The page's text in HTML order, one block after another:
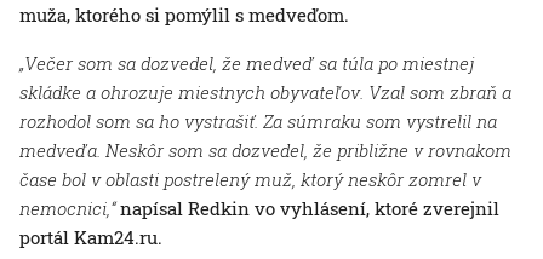
muža, ktorého si pomýlil s medveďom.
„Večer som sa dozvedel, že medveď sa túla po miestnej
skládke a ohrozuje miestnych obyvateľov. Vzal som zbraň a
rozhodol som sa ho vystrašiť. Za súmraku som vystrelil na
medveďa. Neskôr som sa dozvedel, že približne v rovnakom
čase bol v oblasti postrelený muž, ktorý neskôr zomrel v
nemocnici,“napísal Redkin vo vyhlásení, ktoré zverejnil
portál Kam24.ru.